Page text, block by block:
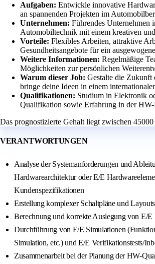
Aufgaben: Entwickle innovative
an spannenden Projekten im
Unternehmen: Führendes Unternehmen
Automobiltechnik mit einem kreativen
Vorteile: Flexibles Arbeiten, attraktive
Gesundheitsangebote für ein
Weitere Informationen: Regelmäßige
Möglichkeiten zur persönlichen
Warum dieser Job: Gestalte die Zukunft
bringe deine Ideen in einem
Qualifikationen: Studium in Elektronik
Qualifikation sowie Erfahrung in der
Das prognostizierte Gehalt liegt zwischen
VERANTWORTUNGEN
Analyse der Systemanforderungen und
Hardwarearchitektur oder E/E
Kundenspezifikationen
Erstellung komplexer Schaltpläne und
Berechnung und korrekte Auslegung von E/E
Durchführung von E/E Simulationen
Simulation, etc.) und E/E Verifikationstests/
Zusammenarbeit bei der Planung der HW-